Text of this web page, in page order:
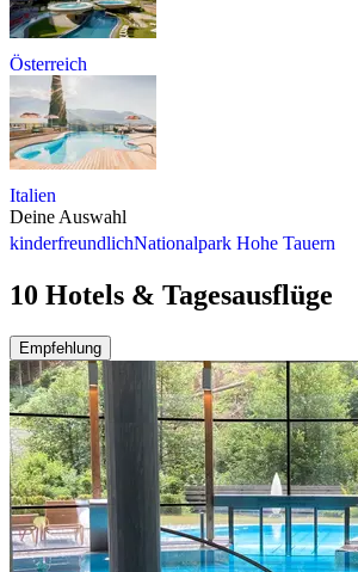
Österreich
Italien
Deine Auswahl
kinderfreundlichNationalpark Hohe Tauern
10 Hotels & Tagesausflüge
Empfehlung